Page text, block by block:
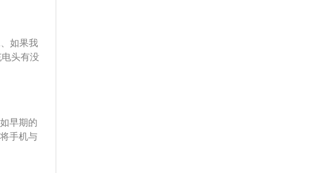
USB端
界面没
航功能:
)。手机
音乐的
可以通
簿。
如果我
头有没
苹果数
接口处
：建议
连接不
一下汽
新到最
早期的
手机与
的Siri没